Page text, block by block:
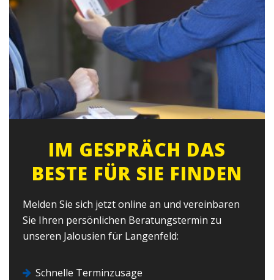
IM GESPRÄCH DAS
BESTE FÜR SIE FINDEN
Melden Sie sich jetzt online an und vereinbaren
Sie Ihren persönlichen Beratungstermin zu
unseren Jalousien für Langenfeld:
Schnelle Terminzusage